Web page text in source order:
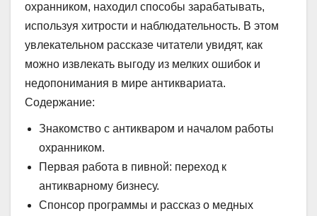
охранником, находил способы зарабатывать,
используя хитрости и наблюдательность. В этом
увлекательном рассказе читатели увидят, как
можно извлекать выгоду из мелких ошибок и
недопонимания в мире антиквариата.
Содержание:
Знакомство с антикваром и началом работы
охранником.
Первая работа в пивной: переход к
антикварному бизнесу.
Спонсор программы и рассказ о медных